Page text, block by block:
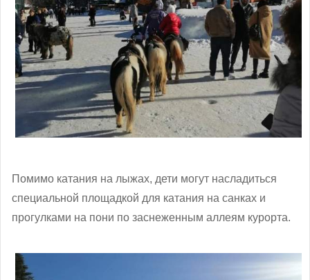
Помимо катания на лыжах, дети могут насладиться
специальной площадкой для катания на санках и
прогулками на пони по заснеженным аллеям курорта.